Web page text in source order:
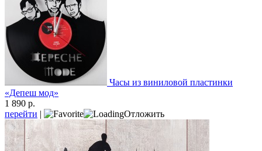
Часы из виниловой пластинки
«Депеш мод»
1 890 р.
перейти | Отложить